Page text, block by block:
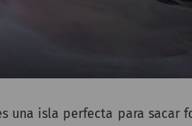
una isla perfecta para sacar